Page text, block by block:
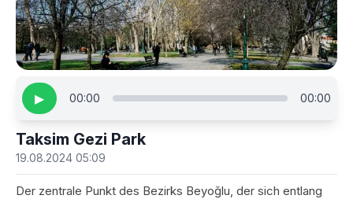
▶ 00:00 00:00
Taksim Gezi Park
19.08.2024 05:09
Der zentrale Punkt des Bezirks Beyoğlu, der sich entlang